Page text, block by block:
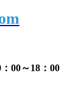
00～18：00